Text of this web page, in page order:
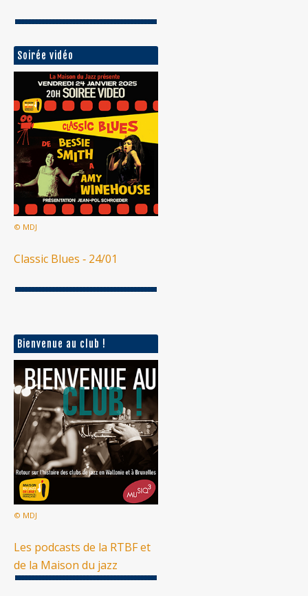
Soirée vidéo
© MDJ
Classic Blues ‐ 24/01
Bienvenue au club !
© MDJ
Les podcasts de la RTBF et
de la Maison du jazz